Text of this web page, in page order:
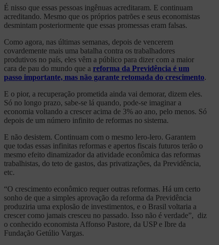
É nisso que essas pessoas ingênuas acreditaram. E continuam
acreditando. Mesmo que os próprios patrões e seus economistas
desmintam posteriormente que essas promessas eram falsas.
Como agora, nas últimas semanas, depois de vencerem
covardemente mais uma batalha contra os trabalhadores
produtivos no país, eles vêm a público para dizer com a maior
cara de pau do mundo que a reforma da Previdência é um
passo importante, mas não garante retomada do crescimento.
E o pior, a recuperação prometida ainda vai demorar, dizem eles.
Só no longo prazo, sabe-se lá quando, pode-se imaginar a
economia voltando a crescer acima de 3% ao ano, pelo menos. Só
depois de um número infinito de reformas no sistema.
E não desistem. Continuam com o mesmo lero-lero. Garantem
que todas essas infinitas reformas e apertos fiscais futuros terão o
mesmo efeito dinamizador da atividade econômica das reformas
trabalhistas, do teto de gastos, das privatizações, da Previdência,
etc.
“O crescimento econômico requer outras reformas. Há um certo
sonho de que a simples aprovação da reforma da Previdência
produziria uma explosão de investimentos, e o Brasil voltaria a
crescer como jamais cresceu no passado. Isso não é verdade”, diz
o conhecido economista Affonso Pastore, da USP e Ibre da
Fundação Getúlio Vargas.